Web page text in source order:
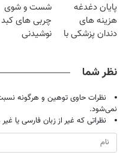
میلیون تومان!!!
پایان دغدغه
هزینه های
دندان پزشکی با
شست و شوی
چربی های کبد
نوشیدنی
نظر شما
نظرات حاوی توهین و هرگونه
نمی‌شود.
نظراتی که غیر از زبان فارسی یا